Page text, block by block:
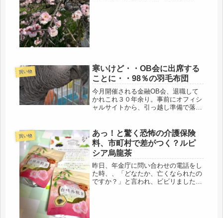
買い物
寒いけど・・OB会に出席する
ことに・・98％の羽毛布団
今月開催される金融OB会、退職して
かれこれ３０年余り。事前にオフィシ
ャルサイトから、引っ越し準備で落ち
夜、飲みに行く事にしていました。
「ベッド買っちゃったの？」「私は、
真央...
買い物
あっ！と驚く恐怖の介護保険
料、市町村で差がつく？ルピ
シア烏龍茶
昨日、年金庁に問い合わせの電話をし
た時、、「どなたか、亡くなられたの
ですか？」と言われ、ビビリました。